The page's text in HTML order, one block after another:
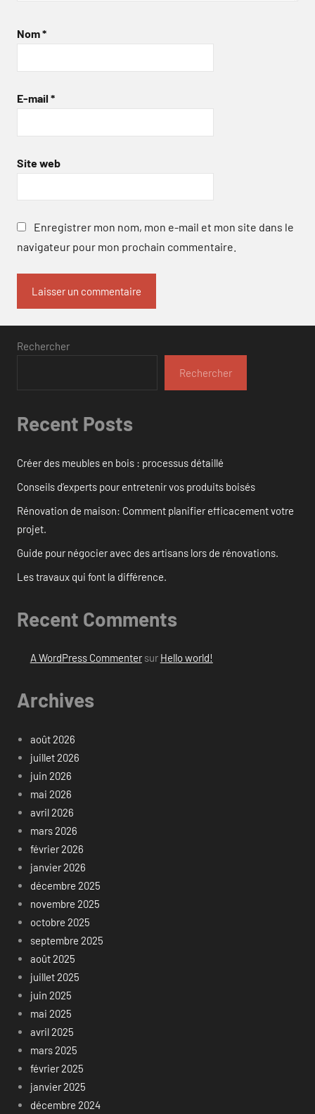
Nom*
E-mail *
Site web
Enregistrer mon nom, mon e-mail et mon site dans le
navigateur pour mon prochain commentaire.
Rechercher
Rechercher
Recent Posts
Créer des meubles en bois : processus détaillé
Conseils d’experts pour entretenir vos produits boisés
Rénovation de maison: Comment planifier efficacement votre
projet.
Guide pour négocier avec des artisans lors de rénovations.
Les travaux qui font la différence.
Recent Comments
A WordPress Commentersur Hello world!
Archives
août 2026
juillet 2026
juin 2026
mai 2026
avril 2026
mars 2026
février 2026
janvier 2026
décembre 2025
novembre 2025
octobre 2025
septembre 2025
août 2025
juillet 2025
juin 2025
mai 2025
avril 2025
mars 2025
février 2025
janvier 2025
décembre 2024